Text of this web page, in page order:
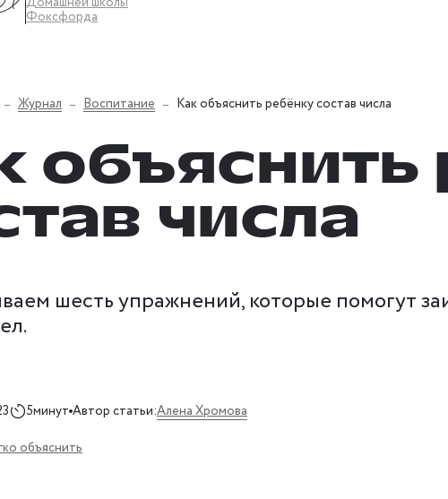
Фоксфорда
Журнал Воспитание Как объяснить ребёнку состав числа
объяснить
числа
шесть упражнений, которые помогут
5минут Автор статьи:Алена Хромова
объяснить